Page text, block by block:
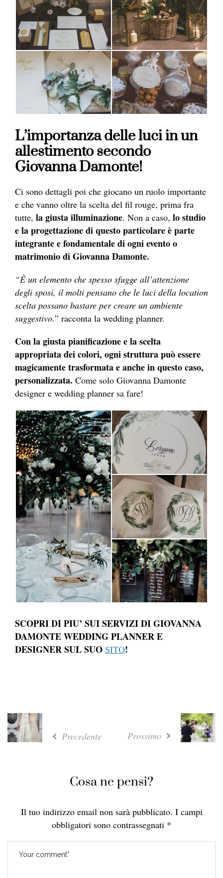
L’importanza delle luci in un
allestimento secondo
Giovanna Damonte!
Ci sono dettagli poi che giocano un ruolo importante
e che vanno oltre la scelta del fil rouge, prima fra
tutte, la giusta illuminazione. Non a caso, lo studio
e la progettazione di questo particolare è parte
integrante e fondamentale di ogni evento o
matrimonio di Giovanna Damonte.
“È un elemento che spesso sfugge all’attenzione
degli sposi, il molti pensano che le luci della location
scelta possano bastare per creare un ambiente
suggestivo.” racconta la wedding planner.
Con la giusta pianificazione e la scelta
appropriata dei colori, ogni struttura può essere
magicamente trasformata e anche in questo caso,
personalizzata. Come solo Giovanna Damonte
designer e wedding planner sa fare!
SCOPRI DI PIU’ SUI SERVIZI DI GIOVANNA
DAMONTE WEDDING PLANNER E
DESIGNER SUL SUO SITO!
Precedente Prossimo
Cosa ne pensi?
Il tuo indirizzo email non sarà pubblicato. I campi
obbligatori sono contrassegnati *